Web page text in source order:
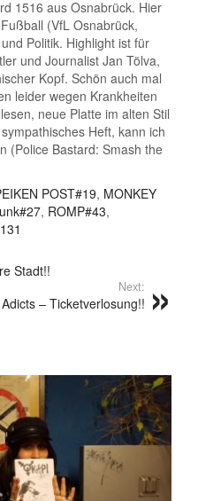
1516 aus Osnabrück. Hier
(VfL Osnabrück,
Politik. Highlight ist für
und Journalist Jan Tölva,
Kopf. Schön auch mal
leider wegen Krankheiten
neue Platte im alten Stil
Heft, kann ich
(Police Bastard: Smash the
POST#19, MONKEY
, ROMP#43,
Stadt!!
Next:
Adicts – Ticketverlosung!!